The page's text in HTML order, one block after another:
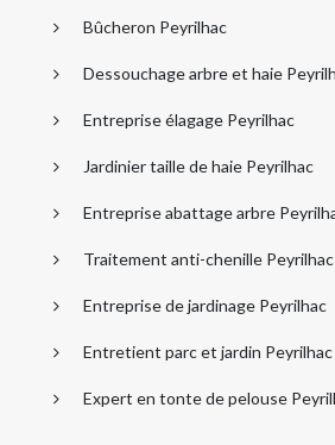
Bûcheron Peyrilhac
Dessouchage arbre et haie
Entreprise élagage Peyrilhac
Jardinier taille de haie Peyrilhac
Entreprise abattage arbre
Traitement anti-chenille Peyrilhac
Entreprise de jardinage Peyrilhac
Entretient parc et jardin Peyrilhac
Expert en tonte de pelouse